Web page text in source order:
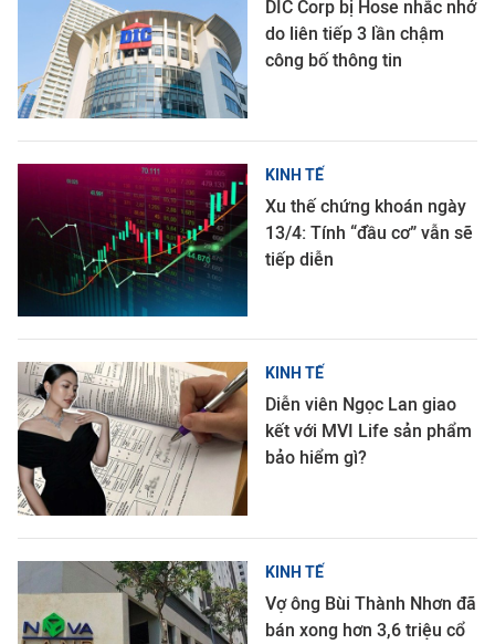
DIC Corp bị Hose nhắc nhở
do liên tiếp 3 lần chậm
công bố thông tin
KINH TẾ
Xu thế chứng khoán ngày
13/4: Tính “đầu cơ” vẫn sẽ
tiếp diễn
KINH TẾ
Diễn viên Ngọc Lan giao
kết với MVI Life sản phẩm
bảo hiểm gì?
KINH TẾ
Vợ ông Bùi Thành Nhơn đã
bán xong hơn 3,6 triệu cổ